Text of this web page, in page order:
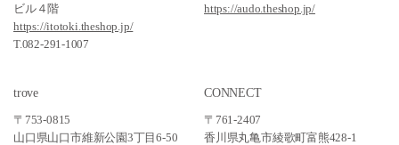
ビル４階
https://itotoki.theshop.jp/
T.082-291-1007
https://audo.theshop.jp/
trove
〒753-0815
山口県山口市維新公園3丁目6-50
CONNECT
〒761-2407
香川県丸亀市綾歌町富熊428-1